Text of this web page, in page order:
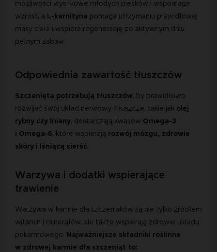
możliwości wysiłkowe młodych piesków i wspomaga
wzrost, a L-karnityna pomaga utrzymaniu prawidłowej
masy ciała i wspiera regenerację po aktywnym dniu
pełnym zabaw.
Odpowiednia zawartość tłuszczów
Szczenięta potrzebują tłuszczów, by prawidłowo
rozwijać swój układ nerwowy. Tłuszcze, takie jak olej
rybny czy lniany, dostarczają kwasów Omega-3
i Omega-6, które wspierają rozwój mózgu, zdrowie
skóry i lśniącą sierść.
Warzywa i dodatki wspierające
trawienie
Warzywa w karmie dla szczeniaków są nie tylko źródłem
witamin i minerałów, ale także wspierają zdrowie układu
pokarmowego. Najważniejsze składniki roślinne
w zdrowej karmie dla szczeniąt to: